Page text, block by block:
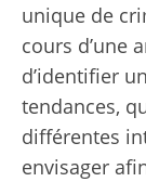
unique de
cours d’une
d’identifier
tendances,
différentes
envisager